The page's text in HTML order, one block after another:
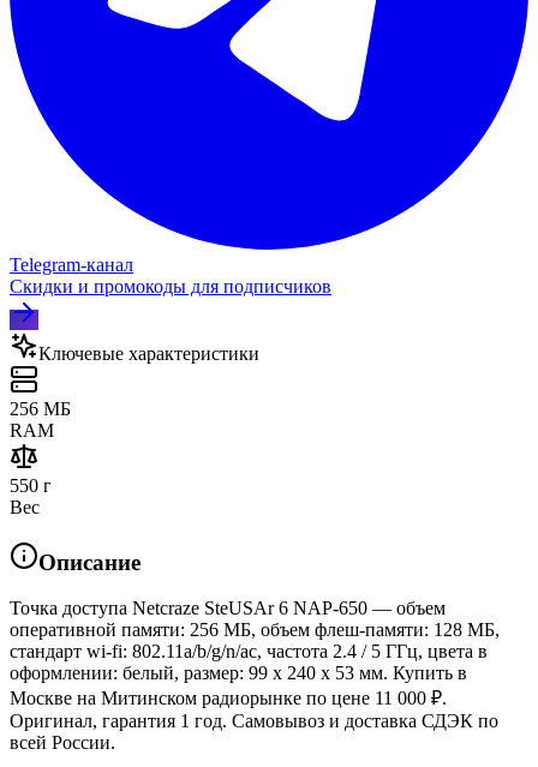
Telegram‑канал
Скидки и промокоды для подписчиков
Ключевые характеристики
256 МБ
RAM
550 г
Вес
Описание
Точка доступа Netcraze SteUSAr 6 NAP-650 — объем
оперативной памяти: 256 МБ, объем флеш-памяти: 128 МБ,
стандарт wi-fi: 802.11a/b/g/n/ac, частота 2.4 / 5 ГГц, цвета в
оформлении: белый, размер: 99 x 240 x 53 мм. Купить в
Москве на Митинском радиорынке по цене 11 000 ₽.
Оригинал, гарантия 1 год. Самовывоз и доставка СДЭК по
всей России.